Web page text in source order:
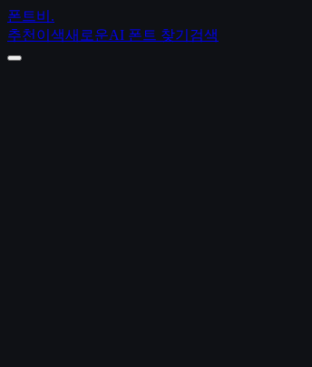
폰트비 .
추천 이색새로운AI 폰트 찾기 검색